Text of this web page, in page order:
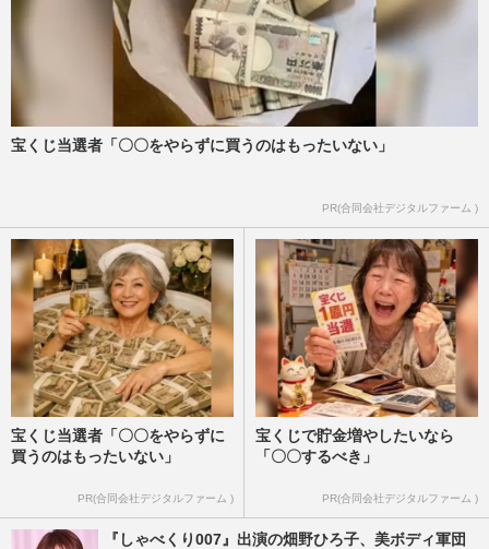
宝くじ当選者「〇〇をやらずに買うのはもったいない」
PR(合同会社デジタルファーム )
宝くじ当選者「〇〇をやらずに
買うのはもったいない」
PR(合同会社デジタルファーム )
宝くじで貯金増やしたいなら
「〇〇するべき」
PR(合同会社デジタルファーム )
『しゃべくり007』出演の畑野ひろ子、美ボディ軍団